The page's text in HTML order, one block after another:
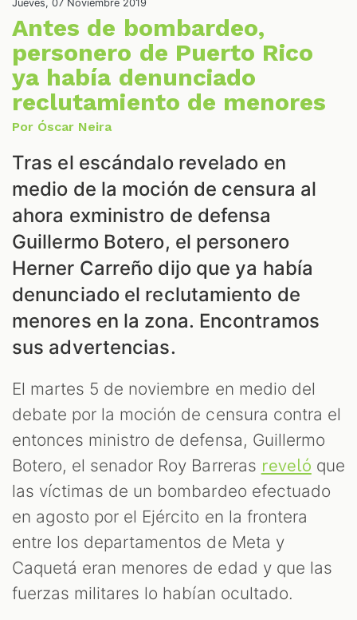
Jueves, 07 Noviembre 2019
Antes de bombardeo,
personero de Puerto Rico
ya había denunciado
reclutamiento de menores
Por Óscar Neira
Tras el escándalo revelado en
medio de la moción de censura al
ahora exministro de defensa
Guillermo Botero, el personero
Herner Carreño dijo que ya había
denunciado el reclutamiento de
menores en la zona. Encontramos
sus advertencias.
El martes 5 de noviembre en medio del
debate por la moción de censura contra el
entonces ministro de defensa, Guillermo
Botero, el senador Roy Barreras reveló que
las víctimas de un bombardeo efectuado
en agosto por el Ejército en la frontera
entre los departamentos de Meta y
Caquetá eran menores de edad y que las
fuerzas militares lo habían ocultado.